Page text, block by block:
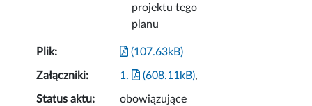
projektu tego
planu
Plik: (107.63kB)
Załączniki: 1. (608.11kB),
Status aktu: obowiązujące